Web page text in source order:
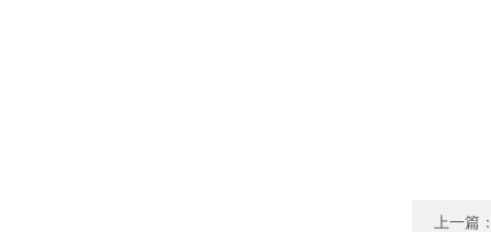
上一篇